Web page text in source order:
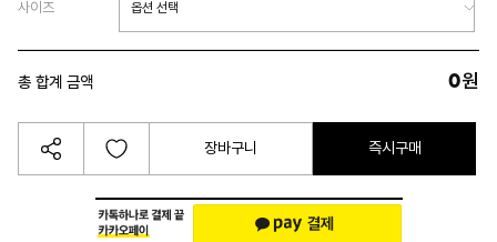
사이즈
총 합계 금액 0원
장바구니 즉시구매